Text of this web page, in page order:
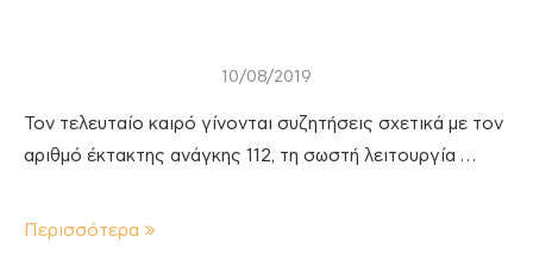
10/08/2019
Τον τελευταίο καιρό γίνονται συζητήσεις σχετικά με τον
αριθμό έκτακτης ανάγκης 112, τη σωστή λειτουργία …
Περισσότερα